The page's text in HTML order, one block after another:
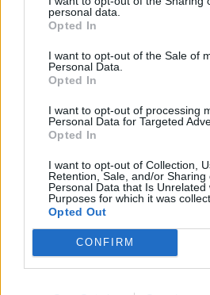
personal data.
Opted In
I want to opt-out of the Sale of
Personal Data.
Opted In
I want to opt-out of processing
Personal Data for Targeted
Opted In
I want to opt-out of Collection,
Retention, Sale, and/or Sharing
Personal Data that Is Unrelated
Purposes for which it was
Opted Out
CONFIRM
bėgti kelis kilometrus, kad
daug bėgti išvis nereikia!
mano, jog greihaundas yra
ir labai nustemba
atvirkščiai. Namuose
meilūs, švelnūs ir ramūs –
lovos okupantai“.
Vadinamosios darbinės
Kaip ir žmonių sporte: